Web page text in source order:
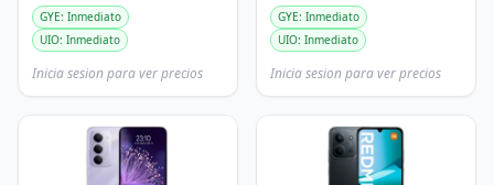
GYE: Inmediato
UIO: Inmediato
Inicia sesion para ver precios
GYE: Inmediato
UIO: Inmediato
Inicia sesion para ver precios